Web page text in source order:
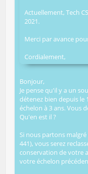
Actuellement, Tech
2021.
Merci par avance
Cordialement,
Bonjour,
Je pense qu'il y a un
détenez bien depuis le
échelon à 3 ans. Vous
Qu'en est il ?
Si nous partons
441), vous serez
conservation de votre
votre échelon